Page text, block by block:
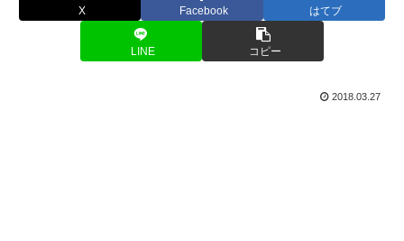
X Facebook はてブ
LINE コピー
2018.03.27